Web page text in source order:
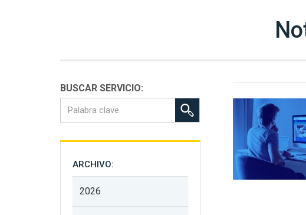
BUSCAR SERVICIO:
ARCHIVO:
2026